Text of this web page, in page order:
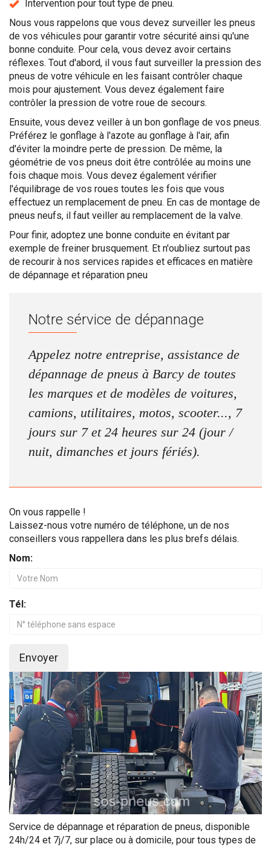
Intervention pour tout type de pneu.
Nous vous rappelons que vous devez surveiller les pneus
de vos véhicules pour garantir votre sécurité ainsi qu'une
bonne conduite. Pour cela, vous devez avoir certains
réflexes. Tout d'abord, il vous faut surveiller la pression des
pneus de votre véhicule en les faisant contrôler chaque
mois pour ajustement. Vous devez également faire
contrôler la pression de votre roue de secours.
Ensuite, vous devez veiller à un bon gonflage de vos pneus.
Préférez le gonflage à l'azote au gonflage à l'air, afin
d'éviter la moindre perte de pression. De même, la
géométrie de vos pneus doit être contrôlée au moins une
fois chaque mois. Vous devez également vérifier
l'équilibrage de vos roues toutes les fois que vous
effectuez un remplacement de pneu. En cas de montage de
pneus neufs, il faut veiller au remplacement de la valve.
Pour finir, adoptez une bonne conduite en évitant par
exemple de freiner brusquement. Et n'oubliez surtout pas
de recourir à nos services rapides et efficaces en matière
de dépannage et réparation pneu
Notre sérvice de dépannage
Appelez notre entreprise, assistance de
dépannage de pneus à Barcy de toutes
les marques et de modèles de voitures,
camions, utilitaires, motos, scooter..., 7
jours sur 7 et 24 heures sur 24 (jour /
nuit, dimanches et jours fériés).
On vous rappelle !
Laissez-nous votre numéro de téléphone, un de nos
conseillers vous rappellera dans les plus brefs délais.
Nom:
Tél:
Envoyer
Service de dépannage et réparation de pneus, disponible
24h/24 et 7j/7, sur place ou à domicile, pour tous types de